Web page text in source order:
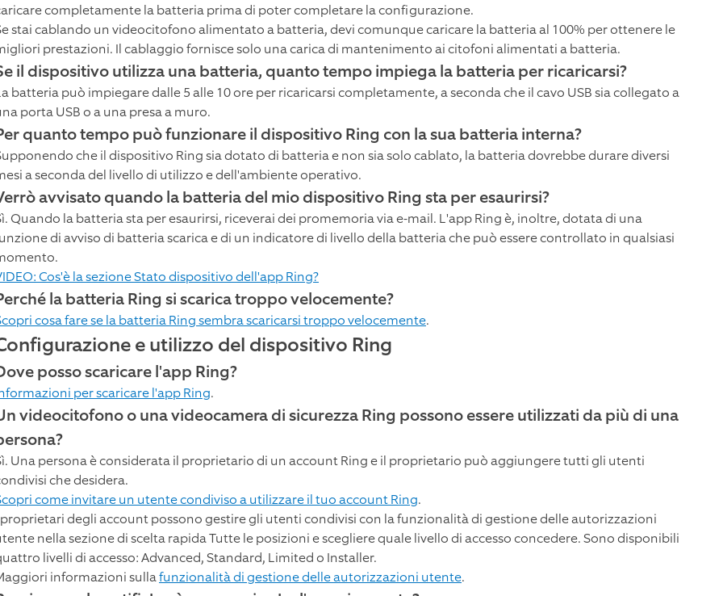
completamente la batteria prima di poter completare la configurazione.
stai cablando un videocitofono alimentato a batteria, devi comunque caricare la batteria al 100% per ottenere le
prestazioni. Il cablaggio fornisce solo una carica di mantenimento ai citofoni alimentati a batteria.
il dispositivo utilizza una batteria, quanto tempo impiega la batteria per ricaricarsi?
batteria può impiegare dalle 5 alle 10 ore per ricaricarsi completamente, a seconda che il cavo USB sia collegato a
porta USB o a una presa a muro.
quanto tempo può funzionare il dispositivo Ring con la sua batteria interna?
che il dispositivo Ring sia dotato di batteria e non sia solo cablato, la batteria dovrebbe durare diversi
a seconda del livello di utilizzo e dell'ambiente operativo.
avvisato quando la batteria del mio dispositivo Ring sta per esaurirsi?
Quando la batteria sta per esaurirsi, riceverai dei promemoria via e-mail. L'app Ring è, inoltre, dotata di una
di avviso di batteria scarica e di un indicatore di livello della batteria che può essere controllato in qualsiasi
Cos'è la sezione Stato dispositivo dell'app Ring?
la batteria Ring si scarica troppo velocemente?
cosa fare se la batteria Ring sembra scaricarsi troppo velocemente.
e utilizzo del dispositivo Ring
posso scaricare l'app Ring?
per scaricare l'app Ring.
videocitofono o una videocamera di sicurezza Ring possono essere utilizzati da più di una
Una persona è considerata il proprietario di un account Ring e il proprietario può aggiungere tutti gli utenti
che desidera.
come invitare un utente condiviso a utilizzare il tuo account Ring.
degli account possono gestire gli utenti condivisi con la funzionalità di gestione delle autorizzazioni
nella sezione di scelta rapida Tutte le posizioni e scegliere quale livello di accesso concedere. Sono disponibili
livelli di accesso: Advanced, Standard, Limited o Installer.
informazioni sullafunzionalità di gestione delle autorizzazioni utente.